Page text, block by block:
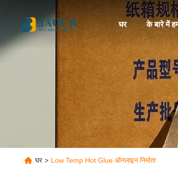
घर के बारे
घर > Low Temp Hot Glue ऑनलाइन निर्माता